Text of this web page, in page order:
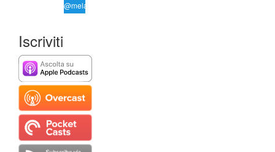
@melamorsicata
Iscriviti